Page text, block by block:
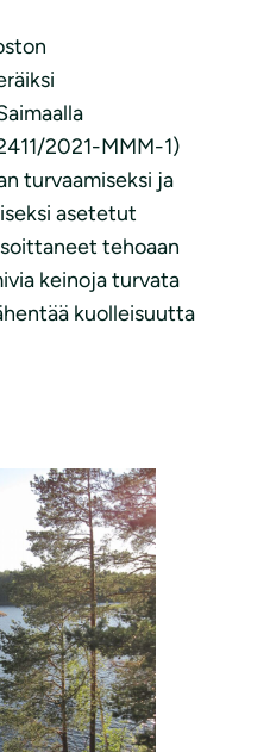
2021-MMM-1)
turvaamiseksi ja
asetetut
tehoaan
keinoja turvata
kuolleisuutta